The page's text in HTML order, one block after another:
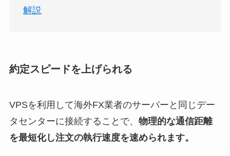
解説
約定スピードを上げられる
VPSを利用して海外FX業者のサーバーと同じデー
タセンターに接続することで、 物理的な通信距離
を最短化し注文の執行速度を速められます。